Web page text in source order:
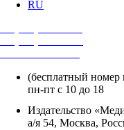
RU
(бесплатный номер
пн-пт с 10 до 18
Издательство
а/я 54, Москва,